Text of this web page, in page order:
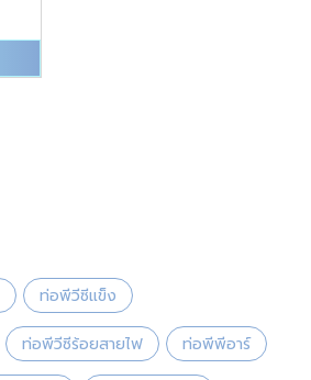
ท่อพีวีซีแข็ง
ท่อพีวีซีร้อยสายไฟ ท่อพีพีอาร์